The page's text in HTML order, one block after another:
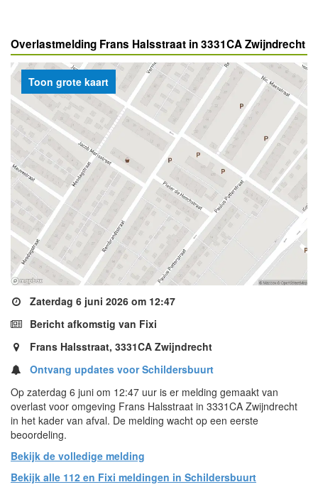
Overlastmelding Frans Halsstraat in 3331CA Zwijndrecht
Zaterdag 6 juni 2026 om 12:47
Bericht afkomstig van Fixi
Frans Halsstraat, 3331CA Zwijndrecht
Ontvang updates voor Schildersbuurt
Op zaterdag 6 juni om 12:47 uur is er melding gemaakt van
overlast voor omgeving Frans Halsstraat in 3331CA Zwijndrecht
in het kader van afval. De melding wacht op een eerste
beoordeling.
Bekijk de volledige melding
Bekijk alle 112 en Fixi meldingen in Schildersbuurt
Toon grote kaart